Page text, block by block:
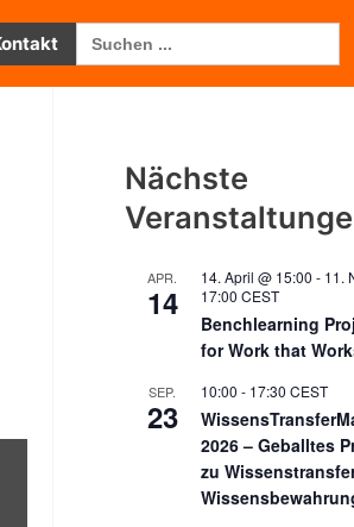
Search
for:
Nächste
APR.
14
14. April @ 15:00 - 11.
17:00 CEST
Benchlearning
for Work that
SEP.
23
10:00 - 17:30 CEST
2026 – Geballtes
zu